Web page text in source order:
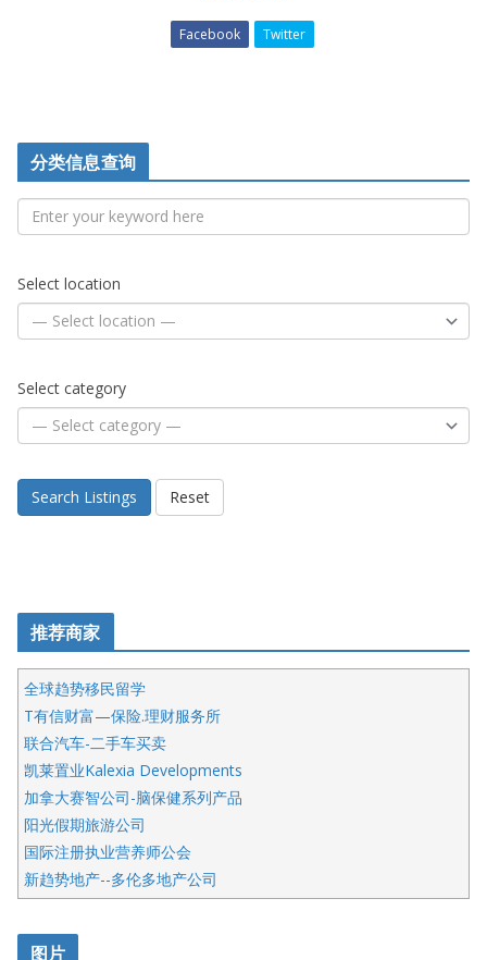
Facebook Twitter
分类信息查询
Select location
Select category
Search Listings Reset
推荐商家
全球趋势移民留学
T有信财富—保险.理财服务所
联合汽车-二手车买卖
凯莱置业Kalexia Developments
加拿大赛智公司-脑保健系列产品
阳光假期旅游公司
国际注册执业营养师公会
新趋势地产--多伦多地产公司
呱呱电器
开明车行KS CAR SALES & SERVICE
图片